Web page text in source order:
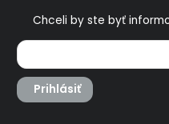
Chceli by ste byť
Prihlásiť